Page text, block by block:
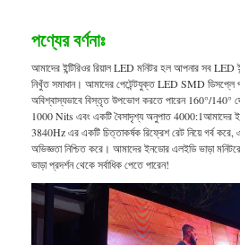
পণ্যের বর্ণনাঃ
আমাদের ইন্টিরিওর রিয়াল LED মনিটর হল আপনার সব LED
নিখুঁত সমাধান। আমাদের পেটেন্টযুক্ত LED SMD ডিসপ্লে
অবিশ্বাস্যভাবে বিস্তৃত উপভোগ করতে পারেন 160°/140°
1000 Nits এবং একটি বৈসাদৃশ্য অনুপাত 4000:1আমাদের
3840Hz এর একটি চিত্তাকর্ষক রিফ্রেশ রেট নিয়ে গর্ব করে,
অভিজ্ঞতা নিশ্চিত করে। আমাদের ইনডোর এলইডি ভাড়া
ভাড়া প্রদর্শন থেকে সর্বাধিক পেতে পারেন!